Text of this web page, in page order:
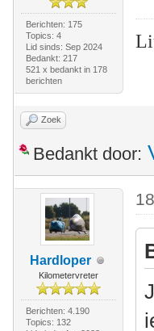
Berichten: 175
Topics: 4
Lid sinds: Sep 2024
Bedankt: 217
521 x bedankt in 178
berichten
Zoek
Bedankt door:
Hardloper
Kilometervreter
Berichten: 4.190
Topics: 132